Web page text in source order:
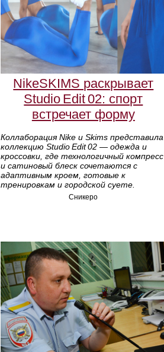
NikeSKIMS раскрывает
Studio Edit 02: спорт
встречает форму
Коллаборация Nike и Skims представила
коллекцию Studio Edit 02 — одежда и
кроссовки, где технологичный компресс
и сатиновый блеск сочетаются с
адаптивным кроем, готовые к
тренировкам и городской суете.
Сникеро